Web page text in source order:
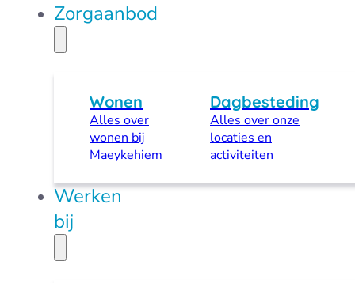
Zorgaanbod
Wonen
Alles over
wonen bij
Maeykehiem
Dagbesteding
Alles over onze
locaties en
activiteiten
Werken
bij